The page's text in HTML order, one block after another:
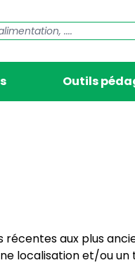
Outils
aux plus
localisation et/ou